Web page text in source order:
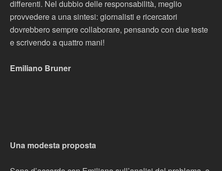
differenti. Nel dubbio delle responsabilità, meglio
provvedere a una sintesi: giornalisti e ricercatori
dovrebbero sempre collaborare, pensando con due teste
e scrivendo a quattro mani!
Emiliano Bruner
Una modesta proposta